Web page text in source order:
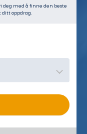
deg med å finne den beste
oppdrag.